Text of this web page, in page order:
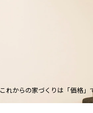
これからの家づくりは「価格」